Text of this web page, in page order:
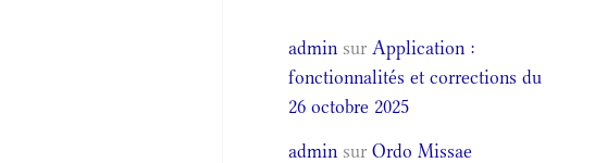
admin surApplication :
fonctionnalités et corrections du
26 octobre 2025
admin surOrdo Missae